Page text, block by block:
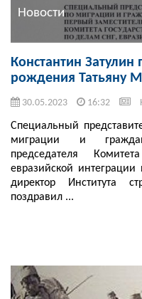
Новости
Константин
рождения Татьяну
30.05.2023 16:32
Специальный
миграции и
председателя
евразийской
директор Института
поздравил ...